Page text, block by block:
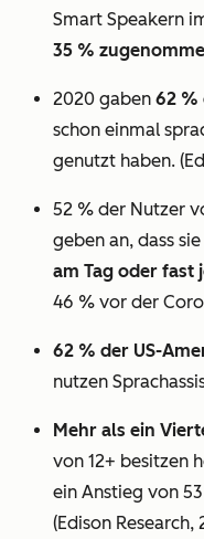
Smart Speakern
35 %
2020 gaben 62 %
schon einmal
genutzt haben.
52 % der Nutzer
geben an, dass sie
am Tag oder fast
46 % vor der
62 % der US-
nutzen
Mehr als ein
von 12+ besitzen
ein Anstieg von
(Edison Research,